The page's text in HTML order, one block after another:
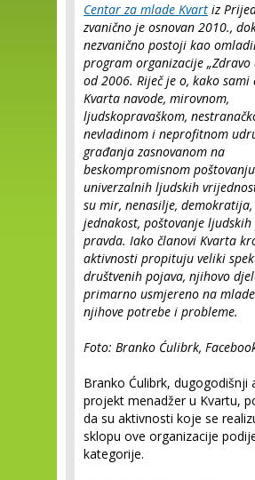
Centar za mlade Kvart iz
zvanično je osnovan 2010.,
nezvanično postoji kao
program organizacije „Zdravo
od 2006. Riječ je o, kako sami
Kvarta navode, mirovnom,
ljudskopravaškom,
nevladinom i neprofitnom
građanja zasnovanom na
beskompromisnom poštovanju
univerzalnih ljudskih
su mir, nenasilje, demokratija,
jednakost, poštovanje
pravda. Iako članovi Kvarta
aktivnosti propituju veliki
društvenih pojava, njihovo
primarno usmjereno na
njihove potrebe i probleme.
Foto: Branko Ćulibrk,
Branko Ćulibrk, dugogodišnji
projekt menadžer u Kvartu,
da su aktivnosti koje se
sklopu ove organizacije
kategorije.